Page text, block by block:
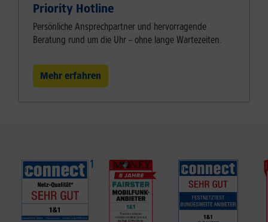
Priority Hotline
Persönliche Ansprechpartner und hervorragende
Beratung rund um die Uhr – ohne lange Wartezeiten.
Mehr erfahren